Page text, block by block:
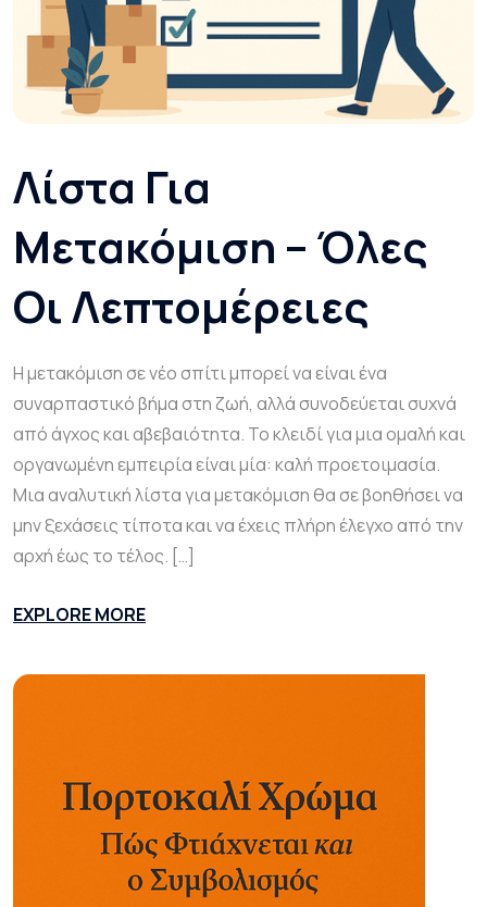
Λίστα Για
Μετακόμιση – Όλες
Οι Λεπτομέρειες
Η μετακόμιση σε νέο σπίτι μπορεί να είναι ένα
συναρπαστικό βήμα στη ζωή, αλλά συνοδεύεται συχνά
από άγχος και αβεβαιότητα. Το κλειδί για μια ομαλή και
οργανωμένη εμπειρία είναι μία: καλή προετοιμασία.
Μια αναλυτική λίστα για μετακόμιση θα σε βοηθήσει να
μην ξεχάσεις τίποτα και να έχεις πλήρη έλεγχο από την
αρχή έως το τέλος. […]
EXPLORE MORE